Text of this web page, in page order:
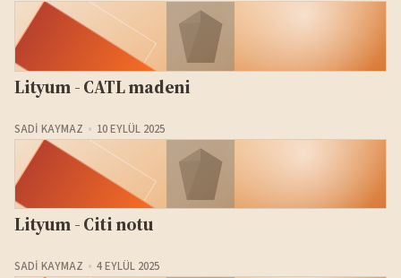
Lityum - CATL madeni
SADI KAYMAZ 10 EYLÜL 2025
Lityum - Citi notu
SADI KAYMAZ 4 EYLÜL 2025